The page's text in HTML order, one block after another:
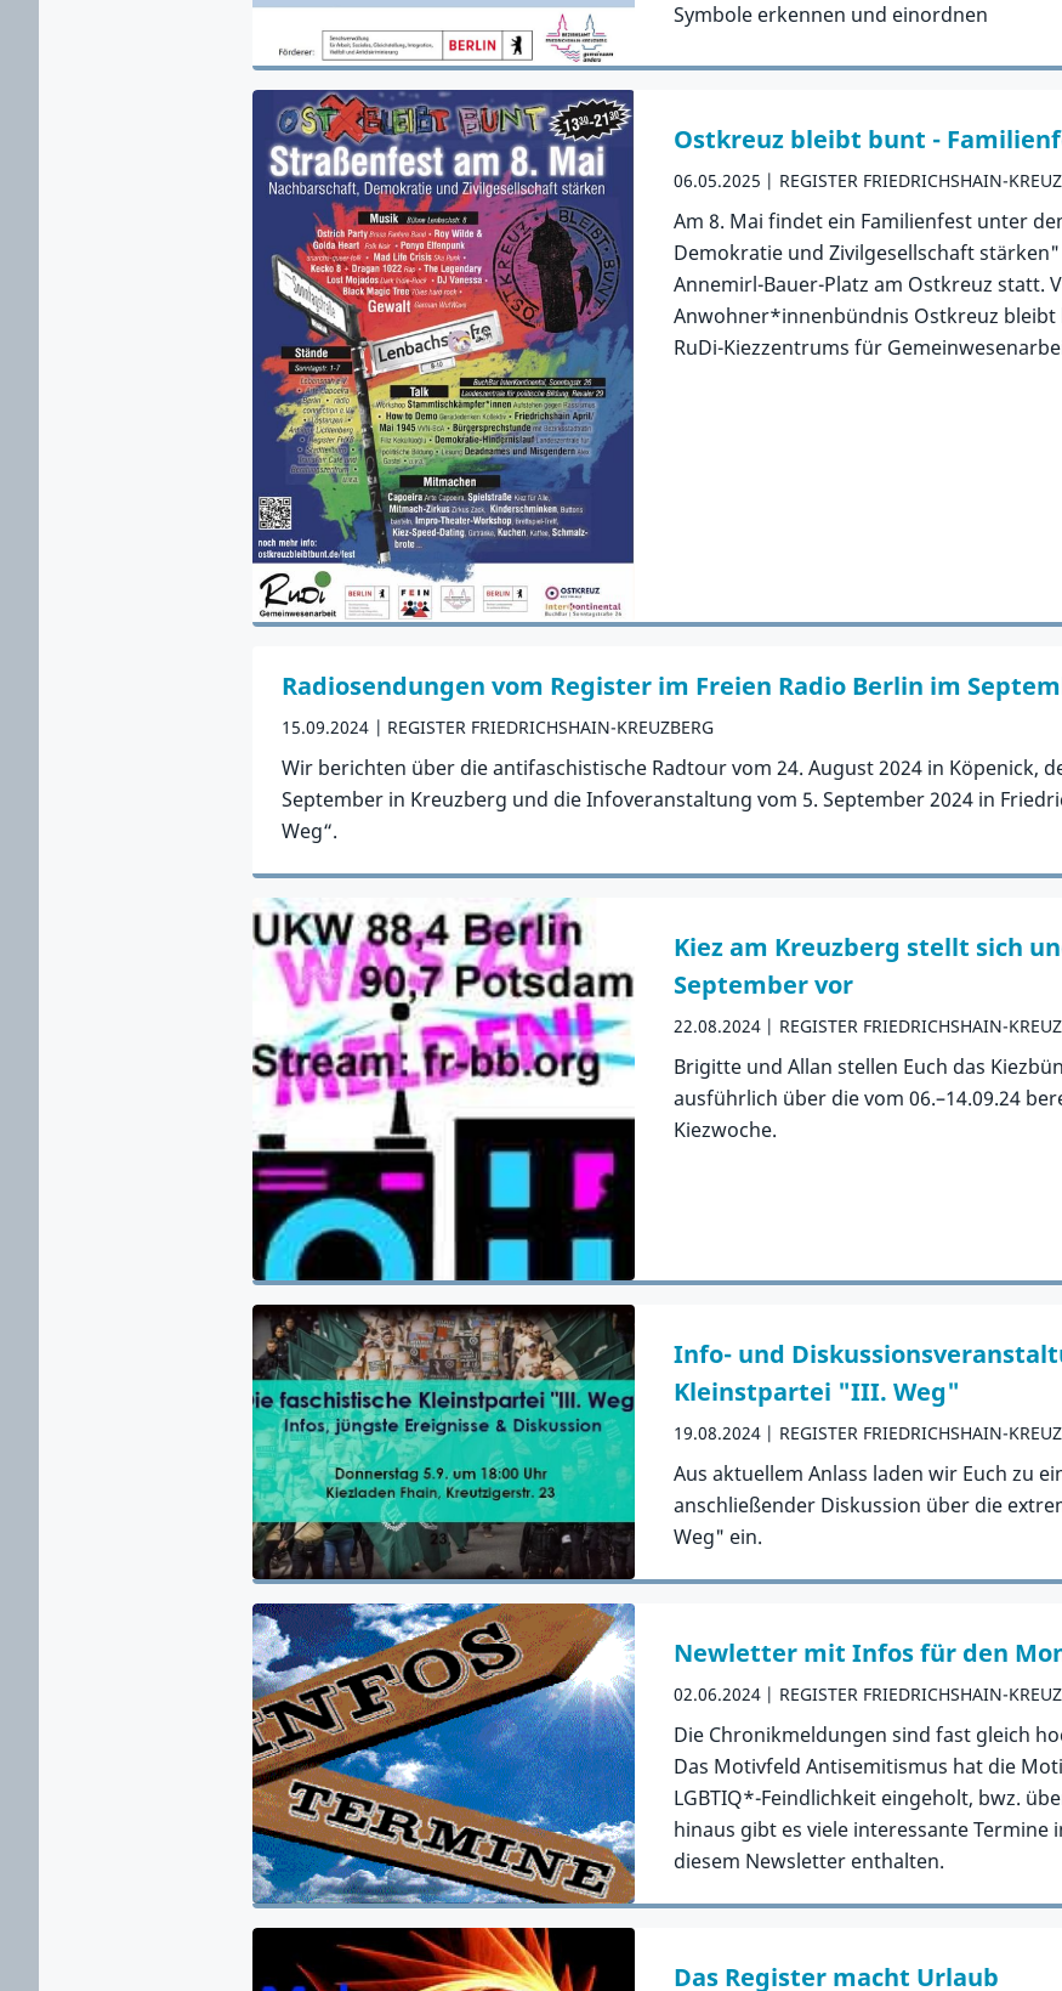
Symbole erkennen und einordnen
Zum Artikel
Ostkreuz bleibt bunt -
06.05.2025 REGISTER FRIEDRICHSHAIN-
Am 8. Mai findet ein Familienfest unter
Demokratie und Zivilgesellschaft
Annemirl-Bauer-Platz am Ostkreuz statt.
Anwohner*innenbündnis Ostkreuz
RuDi-Kiezzentrums für
Radiosendungen vom Register im Freien Radio Berlin im
15.09.2024 REGISTER FRIEDRICHSHAIN-KREUZBERG
Wir berichten über die antifaschistische Radtour vom 24. August 2024 in Köpenick,
September in Kreuzberg und die Infoveranstaltung vom 5. September 2024 in
Weg“.
Zum Artikel
Kiez am Kreuzberg stellt sich
September vor
22.08.2024 REGISTER FRIEDRICHSHAIN-
Brigitte und Allan stellen Euch das
ausführlich über die vom 06.–14.09.24
Kiezwoche.
Info- und
Kleinstpartei "III. Weg"
19.08.2024 REGISTER FRIEDRICHSHAIN-
Aus aktuellem Anlass laden wir Euch zu
anschließender Diskussion über die
Weg" ein.
Zum Artikel
Newletter mit Infos für den
02.06.2024 REGISTER FRIEDRICHSHAIN-
Die Chronikmeldungen sind fast gleich
Das Motivfeld Antisemitismus hat die
LGBTIQ*-Feindlichkeit eingeholt, bwz.
hinaus gibt es viele interessante Termine
diesem Newsletter enthalten.
Zum Artikel
Das Register macht Urlaub